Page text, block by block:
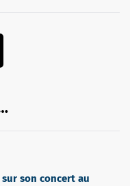
son concert au